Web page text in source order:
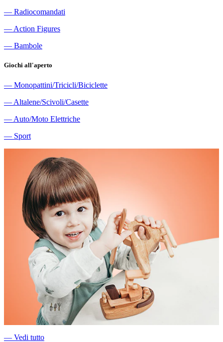
― Radiocomandati
― Action Figures
― Bambole
Giochi all'aperto
― Monopattini/Tricicli/Biciclette
― Altalene/Scivoli/Casette
― Auto/Moto Elettriche
― Sport
― Vedi tutto